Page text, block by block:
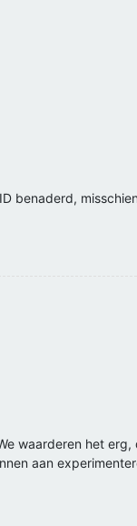
benaderd,
waarderen het
aan